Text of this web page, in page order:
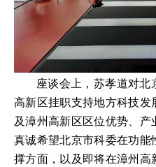
座谈会上，苏孝道对北
高新区挂职支持地方科技
及漳州高新区区位优势、
真诚希望北京市科委在功能
撑方面，以及即将在漳州